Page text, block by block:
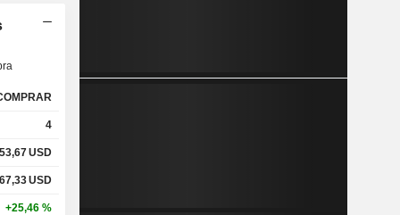
4
53,67USD
67,33USD
+25,46 %